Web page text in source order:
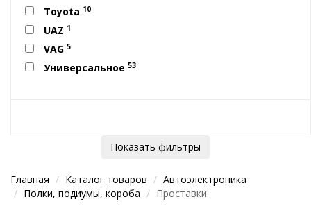
Toyota 10
UAZ 1
VAG 5
Универсальное 53
Показать фильтры
Главная Каталог товаров
Автоэлектроника
Полки, подиумы, короба
Проставки